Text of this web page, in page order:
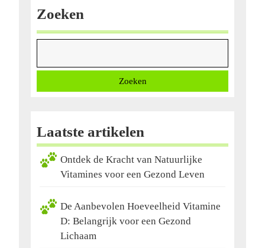
Zoeken
Zoeken
Laatste artikelen
Ontdek de Kracht van Natuurlijke
Vitamines voor een Gezond Leven
De Aanbevolen Hoeveelheid Vitamine
D: Belangrijk voor een Gezond
Lichaam